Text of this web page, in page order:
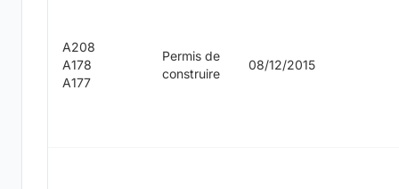
A208
A178
A177
Permis de
construire
08/12/2015